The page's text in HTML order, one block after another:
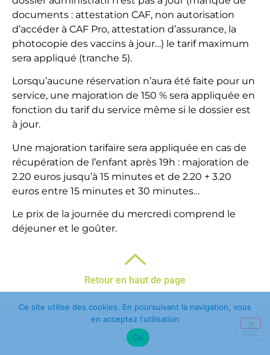
documents : attestation CAF, non autorisation
d’accéder à CAF Pro, attestation d’assurance, la
photocopie des vaccins à jour…) le tarif maximum
sera appliqué (tranche 5).
Lorsqu’aucune réservation n’aura été faite pour un
service, une majoration de 150 % sera appliquée en
fonction du tarif du service même si le dossier est
à jour.
Une majoration tarifaire sera appliquée en cas de
récupération de l’enfant après 19h : majoration de
2.20 euros jusqu’à 15 minutes et de 2.20 + 3.20
euros entre 15 minutes et 30 minutes…
Le prix de la journée du mercredi comprend le
déjeuner et le goûter.
Retour en haut de page
Ce site utilise des cookies. En poursuivant la navigation, vous
en acceptez l'utilisation
OK